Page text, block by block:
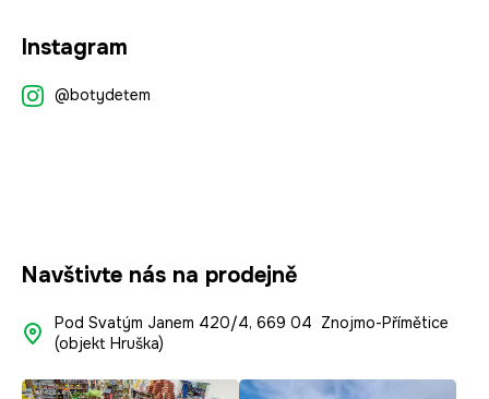
i
u
Instagram
@botydetem
Navštivte nás na prodejně
Pod Svatým Janem 420/4, 669 04 Znojmo-Přímětice
(objekt Hruška)